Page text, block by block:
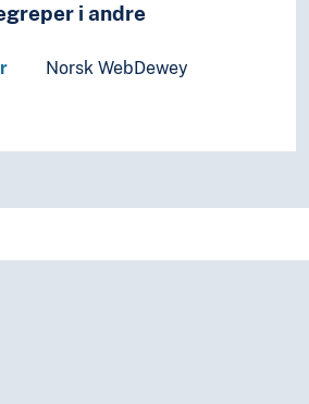
i andre
Norsk WebDewey